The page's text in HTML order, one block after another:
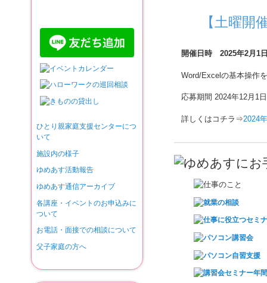
【土曜開
開催日時 2025年2月1
Word/Excelの基本操作
応募期間 2024年12月1
詳しくはコチラ⇒2024
ひとり親家庭支援センターにつ
いて
施設内の様子
ゆめあす活動報告
ゆめあす通信アーカイブ
各講座・イベントのお申込みに
ついて
お電話・面接での相談について
父子家庭の方へ